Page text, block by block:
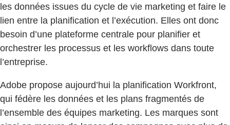
les données issues du cycle de vie marketing et faire le
lien entre la planification et l’exécution. Elles ont donc
besoin d’une plateforme centrale pour planifier et
orchestrer les processus et les workflows dans toute
l’entreprise.
Adobe propose aujourd’hui la planification Workfront,
qui fédère les données et les plans fragmentés de
l’ensemble des équipes marketing. Les marques sont